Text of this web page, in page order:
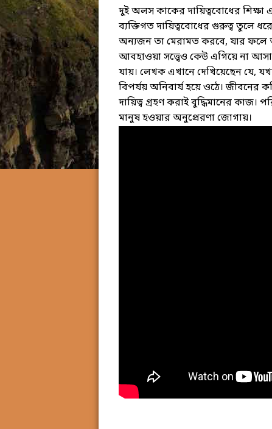
দুই অলস কাকের দায়িত্ববোধের
ব্যক্তিগত দায়িত্ববোধের গুরুত্ব তুলে
অন্যজন তা মেরামত করবে, যার ফলে
আবহাওয়া সত্ত্বেও কেউ এগিয়ে না
যায়। লেখক এখানে দেখিয়েছেন যে,
বিপর্যয় অনিবার্য হয়ে ওঠে। জীবনের
দায়িত্ব গ্রহণ করাই বুদ্ধিমানের কাজ।
মানুষ হওয়ার অনুপ্রেরণা জোগায়।